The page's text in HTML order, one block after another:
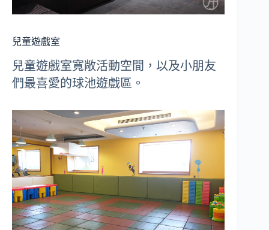
兒童遊戲室
兒童遊戲室寬敞活動空間，以及小朋友
們最喜愛的球池遊戲區。